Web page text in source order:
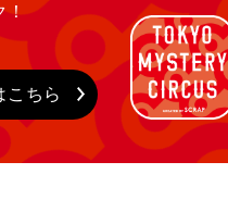
！
こちら